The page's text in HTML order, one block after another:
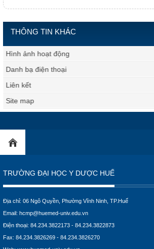
THÔNG TIN KHÁC
Hình ảnh hoạt động
Danh bạ điện thoại
Liên kết
Site map
TRƯỜNG ĐẠI HỌC Y DƯỢC HUẾ
Địa chỉ: 06 Ngô Quyền, Phường Vĩnh Ninh, TP.Huế
Email: hcmp@huemed-univ.edu.vn
Điện thoại: 84.234.3822173 - 84.234.3822873
Fax: 84.234.3826269 - 84.234.3826270